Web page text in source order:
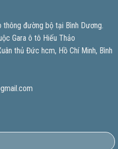
đường bộ tại Bình Dương.
Gara ô tô Hiếu Thảo
thủ Đức hcm, Hồ Chí Minh, Bình